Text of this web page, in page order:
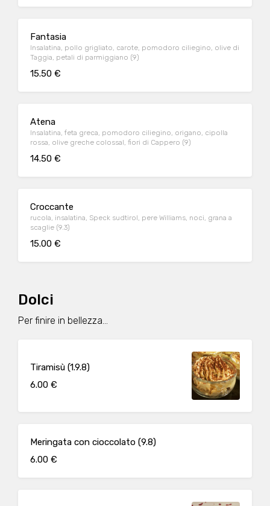
Fantasia
Insalatina, pollo grigliato, carote, pomodoro ciliegino, olive di
Taggia, petali di parmiggiano (9)
15.50 €
Atena
Insalatina, feta greca, pomodoro ciliegino, origano, cipolla
rossa, olive greche colossal, fiori di Cappero (9)
14.50 €
Croccante
rucola, insalatina, Speck sudtirol, pere Williams, noci, grana a
scaglie (9.3)
15.00 €
Dolci
Per finire in bellezza...
Tiramisù (1.9.8)
6.00 €
Meringata con cioccolato (9.8)
6.00 €